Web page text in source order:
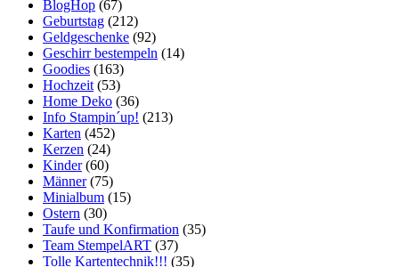
BlogHop (67)
Geburtstag (212)
Geldgeschenke (92)
Geschirr bestempeln (14)
Goodies (163)
Hochzeit (53)
Home Deko (36)
Info Stampin´up! (213)
Karten (452)
Kerzen (24)
Kinder(60)
Männer(75)
Minialbum (15)
Ostern (30)
Taufe und Konfirmation (35)
Team StempelART (37)
Tolle Kartentechnik!!! (35)